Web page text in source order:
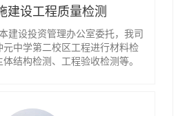
建设工程质量检测
建设投资管理办公室委托，我司
中学第二校区工程进行材料检
结构检测、工程验收检测等。